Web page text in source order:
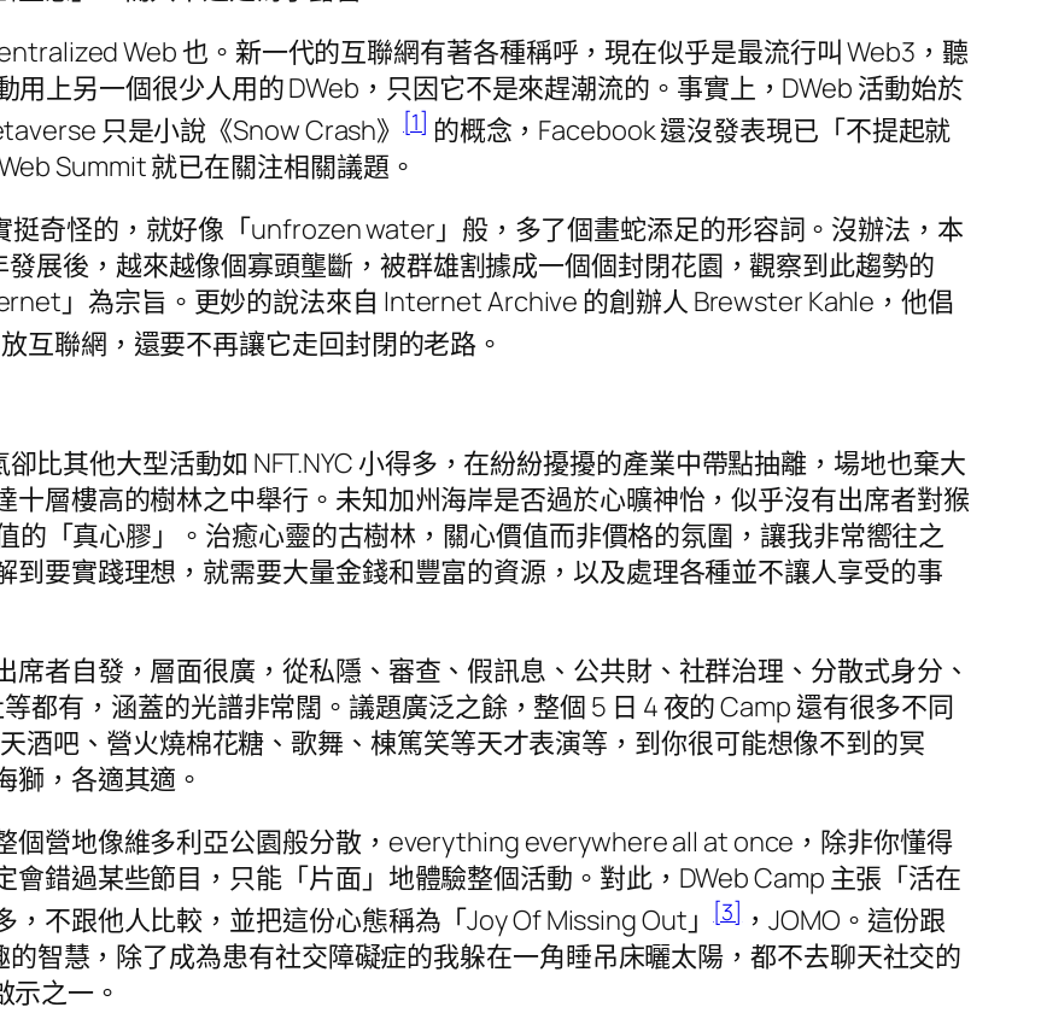
Web 也。新一代的互聯網有著各種稱呼，現在似乎是最流行叫 Web3，聽
上另一個很少人用的 DWeb，只因它不是來趕潮流的。事實上，DWeb 活動始於
只是小說《Snow Crash》[1] 的概念，Facebook 還沒發表現已「不提起就
Summit 就已在關注相關議題。
奇怪的，就好像「unfrozen water」般，多了個畫蛇添足的形容詞。沒辦法，本
展後，越來越像個寡頭壟斷，被群雄割據成一個個封閉花園，觀察到此趨勢的
」為宗旨。更妙的說法來自 Internet Archive 的創辦人 Brewster Kahle，他倡
互聯網，還要不再讓它走回封閉的老路。
比其他大型活動如 NFT.NYC 小得多，在紛紛擾擾的產業中帶點抽離，場地也棄大
層樓高的樹林之中舉行。未知加州海岸是否過於心曠神怡，似乎沒有出席者對猴
的「真心膠」。治癒心靈的古樹林，關心價值而非價格的氛圍，讓我非常嚮往之
要實踐理想，就需要大量金錢和豐富的資源，以及處理各種並不讓人享受的事
者自發，層面很廣，從私隱、審查、假訊息、公共財、社群治理、分散式身分、
都有，涵蓋的光譜非常闊。議題廣泛之餘，整個 5 日 4 夜的 Camp 還有很多不同
酒吧、營火燒棉花糖、歌舞、棟篤笑等天才表演等，到你很可能想像不到的冥
獅，各適其適。
個營地像維多利亞公園般分散，everything everywhere all at once，除非你懂得
錯過某些節目，只能「片面」地體驗整個活動。對此，DWeb Camp 主張「活在
不跟他人比較，並把這份心態稱為「Joy Of Missing Out」[3]，JOMO。這份跟
的智慧，除了成為患有社交障礙症的我躲在一角睡吊床曬太陽，都不去聊天社交的
示之一。